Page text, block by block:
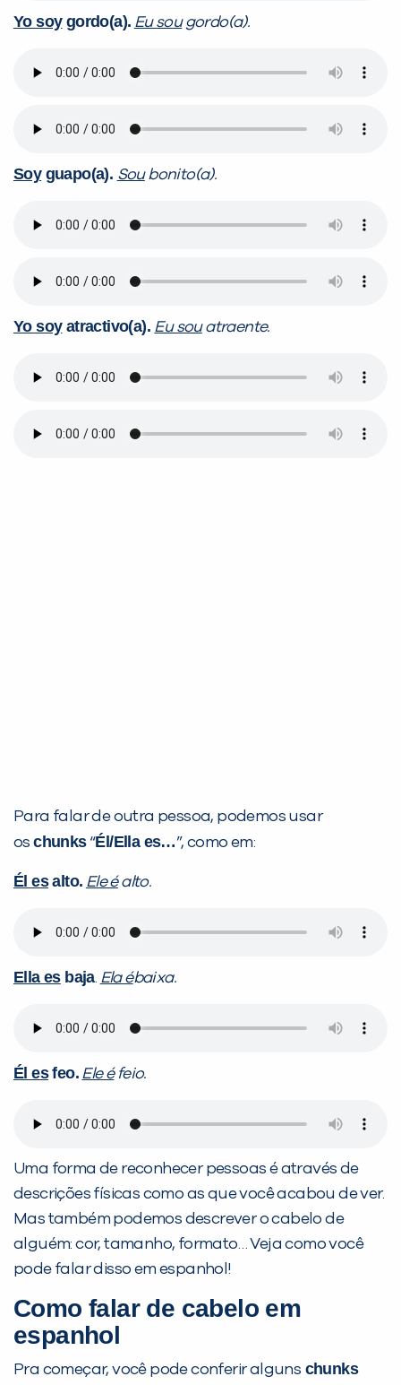
Yo soygordo(a). Eu sougordo(a).
Soyguapo(a). Soubonito(a).
Yo soyatractivo(a). Eu souatraente.
Para falar de outra pessoa, podemos usar
oschunks“Él/Ella es…”, como em:
Él esalto. Ele éalto.
Ella esbaja. Ela ébaixa.
Él esfeo. Ele éfeio.
Uma forma de reconhecer pessoas é através de
descrições físicas como as que você acabou de ver.
Mas também podemos descrever o cabelo de
alguém: cor, tamanho, formato… Veja como você
pode falar disso em espanhol!
Como falar de cabelo em
espanhol
Pra começar, você pode conferir alguns chunks